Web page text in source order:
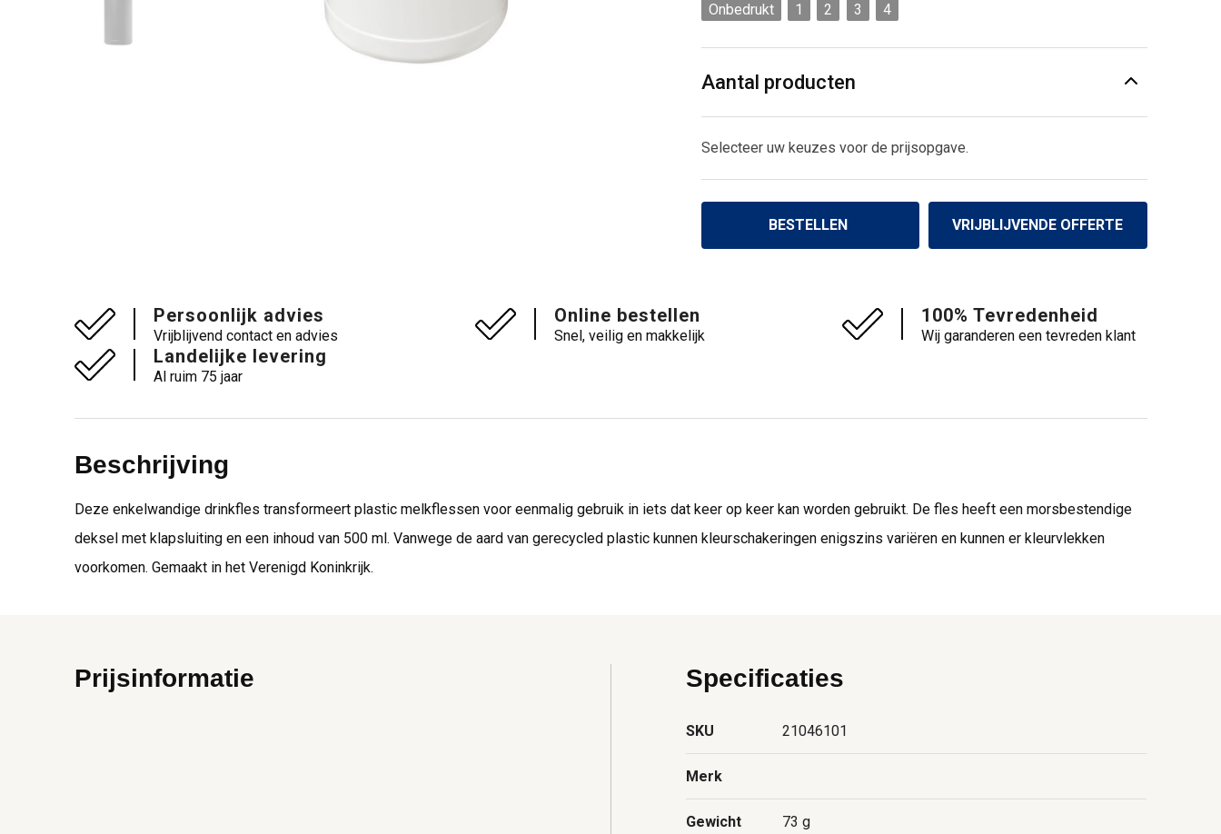
Onbedrukt
1 2 3 4
Aantal producten
Selecteer uw keuzes voor de prijsopgave.
BESTELLEN VRIJBLIJVENDE OFFERTE
Persoonlijk advies
Vrijblijvend contact en advies
Online bestellen
Snel, veilig en makkelijk
100% Tevredenheid
Wij garanderen een tevreden klant
Landelijke levering
Al ruim 75 jaar
Beschrijving
Deze enkelwandige drinkfles transformeert plastic melkflessen voor eenmalig gebruik in iets dat keer op keer kan worden gebruikt. De fles heeft een morsbestendige
deksel met klapsluiting en een inhoud van 500 ml. Vanwege de aard van gerecycled plastic kunnen kleurschakeringen enigszins variëren en kunnen er kleurvlekken
voorkomen. Gemaakt in het Verenigd Koninkrijk.
Prijsinformatie Specificaties
SKU 21046101
Merk
Gewicht 73 g